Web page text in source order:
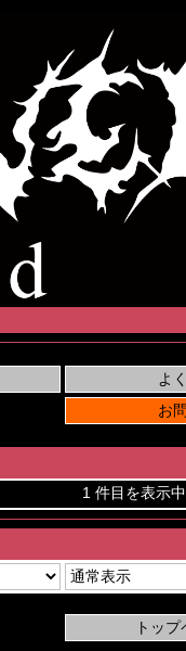
1 件目を表示中